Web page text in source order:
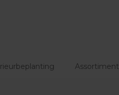
Assortiment